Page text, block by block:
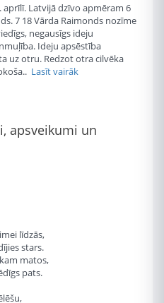
Latvijā dzīvo apmēram 6
7 18 Vārda Raimonds nozīme
negausīgs ideju
Ideju apsēstība
uz otru. Redzot otra cilvēka
Lasīt vairāk
apsveikumi un
līdzās,
stars.
matos,
pats.